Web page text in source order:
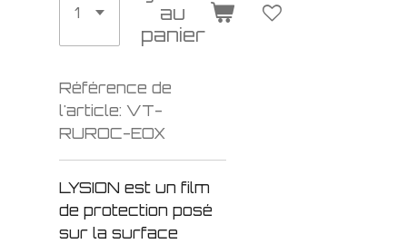
au
panier
Référence de
l'article: VT-
RUROC-EOX
LYSION est un film
de protection posé
sur la surface